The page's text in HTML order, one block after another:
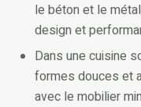
le béton et le
design et
Dans une cuisine
formes douces et
avec le mobilier